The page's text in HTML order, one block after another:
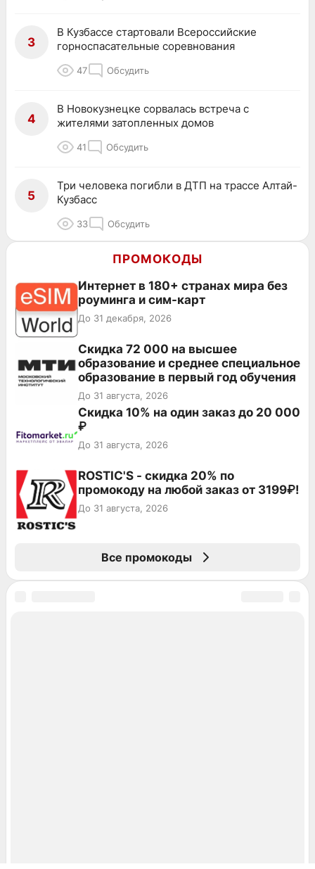
3
В Кузбассе стартовали Всероссийские
горноспасательные соревнования
47 Обсудить
4
В Новокузнецке сорвалась встреча с
жителями затопленных домов
41 Обсудить
5
Три человека погибли в ДТП на трассе Алтай-
Кузбасс
33 Обсудить
ПРОМОКОДЫ
Интернет в 180+ странах мира без
роуминга и сим-карт
До 31 декабря, 2026
Скидка 72 000 на высшее
образование и среднее специальное
образование в первый год обучения
До 31 августа, 2026
Скидка 10% на один заказ до 20 000
₽
До 31 августа, 2026
ROSTIC'S - скидка 20% по
промокоду на любой заказ от 3199₽!
До 31 августа, 2026
Все промокоды